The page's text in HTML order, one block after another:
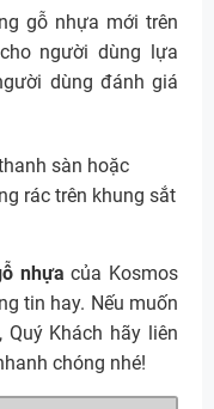
gỗ nhựa mới trên
người dùng lựa
dùng đánh giá
sàn hoặc
rác trên khung sắt
nhựa của Kosmos
tin hay. Nếu muốn
Khách hãy liên
chóng nhé!